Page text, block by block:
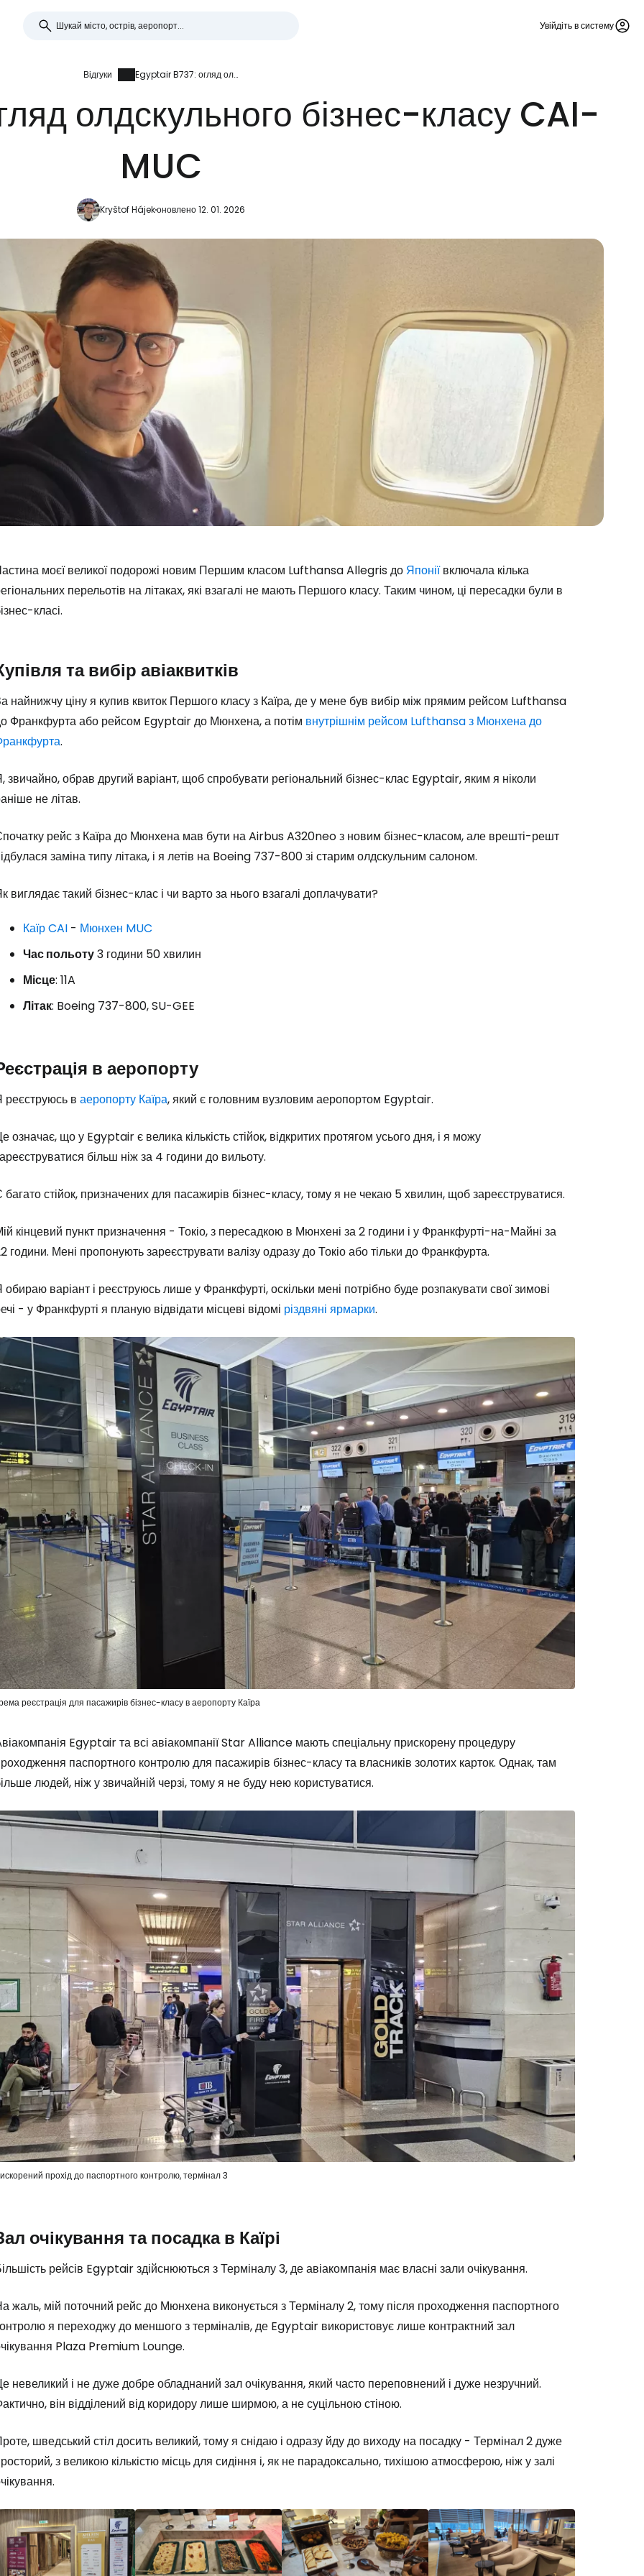
Увійдіть в систему
Відгуки Egyptair B737: огляд олдскульного бізнес-класу CAI-MUC
олдскульного бізнес-класу CAI-
MUC
Kryštof Hájekоновлено 12. 01. 2026
моєї великої подорожі новим Першим класом Lufthansa Allegris до Японіївключала кілька
перельотів на літаках, які взагалі не мають Першого класу. Таким чином, ці пересадки були в
класі.
та вибір авіаквитків
найнижчу ціну я купив квиток Першого класу з Каїра, де у мене був вибір між прямим рейсом Lufthansa
Франкфурта або рейсом Egyptair до Мюнхена, а потім внутрішнім рейсом Lufthansa з Мюнхена до
.
звичайно, обрав другий варіант, щоб спробувати регіональний бізнес-клас Egyptair, яким я ніколи
не літав.
рейс з Каїра до Мюнхена мав бути на Airbus A320neo з новим бізнес-класом, але врешті-решт
заміна типу літака, і я летів на Boeing 737-800 зі старим олдскульним салоном.
виглядає такий бізнес-клас і чи варто за нього взагалі доплачувати?
Каїр CAI - Мюнхен MUC
Час польоту3 години 50 хвилин
Місце: 11A
Літак: Boeing 737-800, SU-GEE
в аеропорту
реєструюсь в аеропорту Каїра, який є головним вузловим аеропортом Egyptair.
означає, що у Egyptair є велика кількість стійок, відкритих протягом усього дня, і я можу
більш ніж за 4 години до вильоту.
багато стійок, призначених для пасажирів бізнес-класу, тому я не чекаю 5 хвилин, щоб зареєструватися.
кінцевий пункт призначення - Токіо, з пересадкою в Мюнхені за 2 години і у Франкфурті-на-Майні за
години. Мені пропонують зареєструвати валізу одразу до Токіо або тільки до Франкфурта.
обираю варіант і реєструюсь лише у Франкфурті, оскільки мені потрібно буде розпакувати свої зимові
- у Франкфурті я планую відвідати місцеві відомі різдвяні ярмарки.
реєстрація для пасажирів бізнес-класу в аеропорту Каїра
Egyptair та всі авіакомпанії Star Alliance мають спеціальну прискорену процедуру
паспортного контролю для пасажирів бізнес-класу та власників золотих карток. Однак, там
людей, ніж у звичайній черзі, тому я не буду нею користуватися.
прохід до паспортного контролю, термінал 3
очікування та посадка в Каїрі
рейсів Egyptair здійснюються з Терміналу 3, де авіакомпанія має власні зали очікування.
жаль, мій поточний рейс до Мюнхена виконується з Терміналу 2, тому після проходження паспортного
я переходжу до меншого з терміналів, де Egyptair використовує лише контрактний зал
Plaza Premium Lounge.
невеликий і не дуже добре обладнаний зал очікування, який часто переповнений і дуже незручний.
він відділений від коридору лише ширмою, а не суцільною стіною.
шведський стіл досить великий, тому я снідаю і одразу йду до виходу на посадку - Термінал 2 дуже
з великою кількістю місць для сидіння і, як не парадоксально, тихішою атмосферою, ніж у залі
Увійдіть до Cestee
... світова туристична спільнота
Продовжуйте з Google
Продовжуйте у Facebook
Продовжити з email